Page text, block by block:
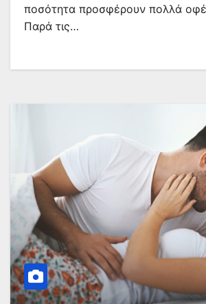
ποσότητα προσφέρουν πολλά
Παρά τις…